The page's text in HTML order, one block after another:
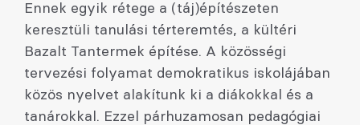
Ennek egyik rétege a (táj)építészeten
keresztüli tanulási térteremtés, a kültéri
Bazalt Tantermek építése. A közösségi
tervezési folyamat demokratikus iskolájában
közös nyelvet alakítunk ki a diákokkal és a
tanárokkal. Ezzel párhuzamosan pedagógiai